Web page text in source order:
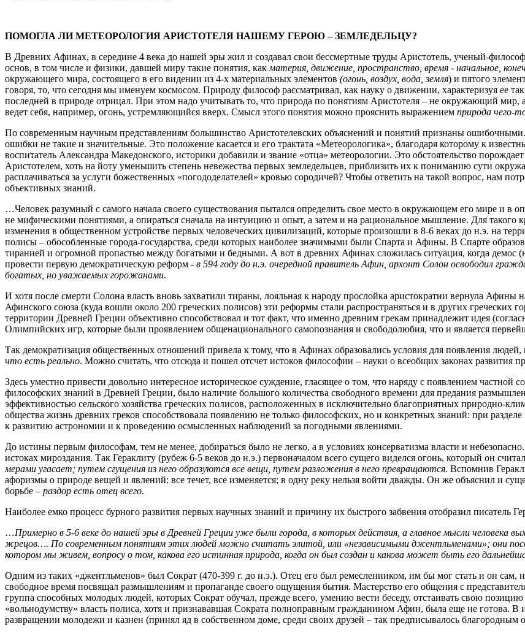
ПОМОГЛА ЛИ МЕТЕОРОЛОГИЯ АРИСТОТЕЛЯ НАШЕМУ ГЕРОЮ ‒ ЗЕМЛЕДЕЛЬЦУ?
В Древних Афинах, в середине 4 века до нашей эры жил и создавал свои бессмертные труды Аристотель, ученый-
основ, в том числе и физики, давшей миру такие понятия, как материя, движение, пространство, время - начальное,
окружающего мира, состоящего в его видении из 4-х материальных элементов (огонь, воздух, вода, земля) и пятого
говоря, то, что сегодня мы именуем космосом. Природу философ рассматривал, как науку о движении, характеризуя ее
последней в природе отрицал. При этом надо учитывать то, что природа по понятиям Аристотеля ‒ не окружающий мир,
ведет себя, например, огонь, устремляющийся вверх. Смысл этого понятия можно прояснить выражением природа чего-
По современным научным представлениям большинство Аристотелевских объяснений и понятий признаны ошибочными.
ошибки не такие и значительные. Это положение касается и его трактата «Метеорологика», благодаря которому к
воспитатель Александра Македонского, историки добавили и звание «отца» метеорологии. Это обстоятельство
Аристотелем, хоть на йоту уменьшить степень невежества первых земледельцев, приблизить их к пониманию сути
расплачиваться за услуги божественных «погододелателей» кровью сородичей? Чтобы ответить на такой вопрос, нам
объективных знаний.
…Человек разумный с самого начала своего существования пытался определить свое место в окружающем его мире и в
не мифическими понятиями, а опираться сначала на интуицию и опыт, а затем и на рациональное мышление. Для такого
изменения в общественном устройстве первых человеческих цивилизаций, которые произошли в 8-6 веках до н.э. на
полисы ‒ обособленные города-государства, среди которых наиболее значимыми были Спарта и Афины. В Спарте
тиранией и огромной пропастью между богатыми и бедными. А вот в древних Афинах сложилась ситуация, когда демос
провести первую демократическую реформ - в 594 году до н.э. очередной правитель Афин, архонт Солон освободил
богатых, но уважаемых горожанами.
И хотя после смерти Солона власть вновь захватили тираны, лояльная к народу прослойка аристократии вернула Афины
Афинского союза (куда вошли около 200 греческих полисов) эти реформы стали распространяться и в других греческих
территории Древней Греции объективно способствовал и тот факт, что именно древним грекам принадлежит идея
Олимпийских игр, которые были проявлением общенационального самопознания и свободолюбия, что и является
Так демократизация общественных отношений привела к тому, что в Афинах образовались условия для появления
что есть реально. Можно считать, что отсюда и пошел отсчет истоков философии ‒ науки о всеобщих законах развития
Здесь уместно привести довольно интересное историческое суждение, гласящее о том, что наряду с появлением частной
философских знаний в Древней Греции, было наличие большого количества свободного времени для предания
эффективностью сельского хозяйства греческих полисов, расположенных в исключительно благоприятных природно-
общества жизнь древних греков способствовала появлению не только философских, но и конкретных знаний: при
к развитию астрономии и к проведению осмысленных наблюдений за погодными явлениями.
До истины первым философам, тем не менее, добираться было не легко, а в условиях консерватизма власти и
истоках мироздания. Так Гераклиту (рубеж 6-5 веков до н.э.) первоначалом всего сущего виделся огонь, который он
мерами угасает; путем сгущения из него образуются все вещи, путем разложения в него превращаются. Вспомнив
афоризмы о природе вещей и явлений: все течет, все изменяется; в одну реку нельзя войти дважды. Он же объяснил и
борьбе – раздор есть отец всего.
Наиболее емко процесс бурного развития первых научных знаний и причину их быстрого забвения отобразил писатель
…Примерно в 5-6 веке до нашей эры в Древней Греции уже были города, в которых действия, а главное мысли человека
жрецов…. По современным понятиям этих людей можно считать элитой, или «независимыми джентльменами»; они
котором мы живем, вопросу о том, какова его истинная природа, когда он был создан и какова может быть его
Одним из таких «джентльменов» был Сократ (470-399 г. до н.э.). Отец его был ремесленником, им бы мог стать и он сам,
свободное время посвящал размышлениям и пропаганде своего ощущения бытия. Мастерство его общения с
группа способных молодых людей, которых Сократ обучал, прежде всего, умению вести беседу, отстаивать свою
«вольнодумству» власть полиса, хотя и признававшая Сократа полноправным гражданином Афин, была еще не готова.
развращении молодежи и казнен (принял яд в собственном доме, среди своих друзей – так предписывалось